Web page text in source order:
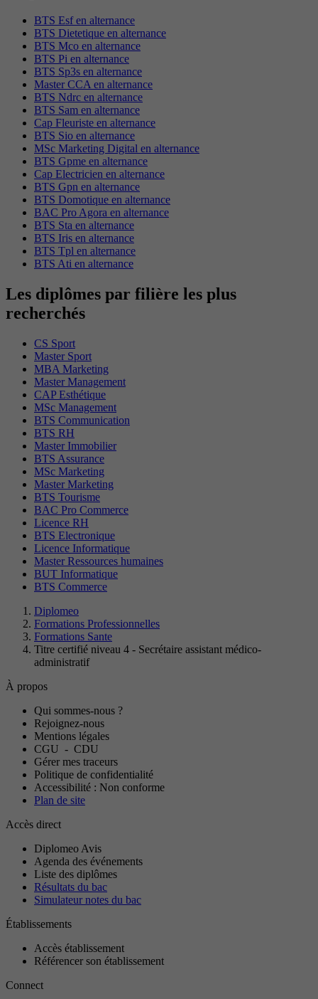
BTS Esf en alternance
BTS Dietetique en alternance
BTS Mco en alternance
BTS Pi en alternance
BTS Sp3s en alternance
Master CCA en alternance
BTS Ndrc en alternance
BTS Sam en alternance
Cap Fleuriste en alternance
BTS Sio en alternance
MSc Marketing Digital en alternance
BTS Gpme en alternance
Cap Electricien en alternance
BTS Gpn en alternance
BTS Domotique en alternance
BAC Pro Agora en alternance
BTS Sta en alternance
BTS Iris en alternance
BTS Tpl en alternance
BTS Ati en alternance
Les diplômes par filière les plus
recherchés
CS Sport
Master Sport
MBA Marketing
Master Management
CAP Esthétique
MSc Management
BTS Communication
BTS RH
Master Immobilier
BTS Assurance
MSc Marketing
Master Marketing
BTS Tourisme
BAC Pro Commerce
Licence RH
BTS Electronique
Licence Informatique
Master Ressources humaines
BUT Informatique
BTS Commerce
Diplomeo
Formations Professionnelles
Formations Sante
Titre certifié niveau 4 - Secrétaire assistant médico-
administratif
À propos
Qui sommes-nous ?
Rejoignez-nous
Mentions légales
CGU - CDU
Gérer mes traceurs
Politique de confidentialité
Accessibilité : Non conforme
Plan de site
Accès direct
Diplomeo Avis
Agenda des événements
Liste des diplômes
Résultats du bac
Simulateur notes du bac
Établissements
Accès établissement
Référencer son établissement
Connect